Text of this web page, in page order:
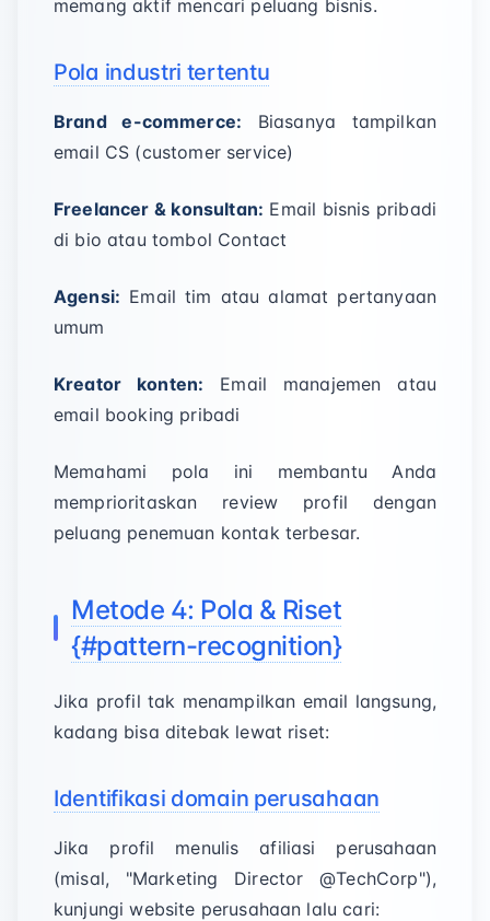
memang aktif mencari peluang bisnis.
Pola industri tertentu
Brand e-commerce: Biasanya tampilkan
email CS (customer service)
Freelancer & konsultan: Email bisnis pribadi
di bio atau tombol Contact
Agensi: Email tim atau alamat pertanyaan
umum
Kreator konten: Email manajemen atau
email booking pribadi
Memahami pola ini membantu Anda
memprioritaskan review profil dengan
peluang penemuan kontak terbesar.
Metode 4: Pola & Riset
{#pattern-recognition}
Jika profil tak menampilkan email langsung,
kadang bisa ditebak lewat riset:
Identifikasi domain perusahaan
Jika profil menulis afiliasi perusahaan
(misal, "Marketing Director @TechCorp"),
kunjungi website perusahaan lalu cari: